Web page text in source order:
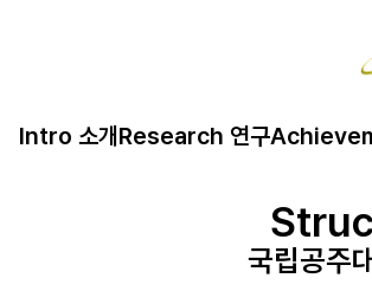
Intro 소개 Research 연구
국립공주
국립공주
국립공주